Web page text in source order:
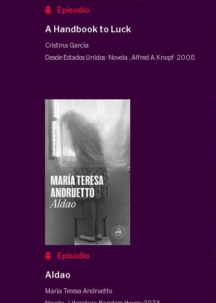
Episodio
A Handbook to Luck
Cristina García
Desde Estados Unidos · Novela
Alfred A. Knopf·2008
Episodio
Aldao
María Teresa Andruetto